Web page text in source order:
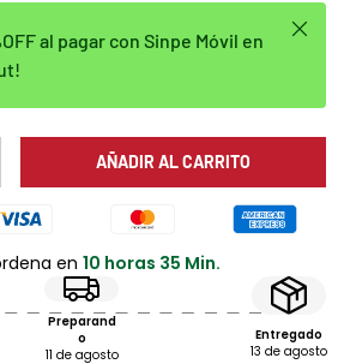
al pagar con Sinpe Móvil en
Cerrar
LA CANTIDAD
AÑADIR AL CARRITO
en 10 horas 35 Min.
Preparand
o
11 de agosto
Entregado
13 de agosto